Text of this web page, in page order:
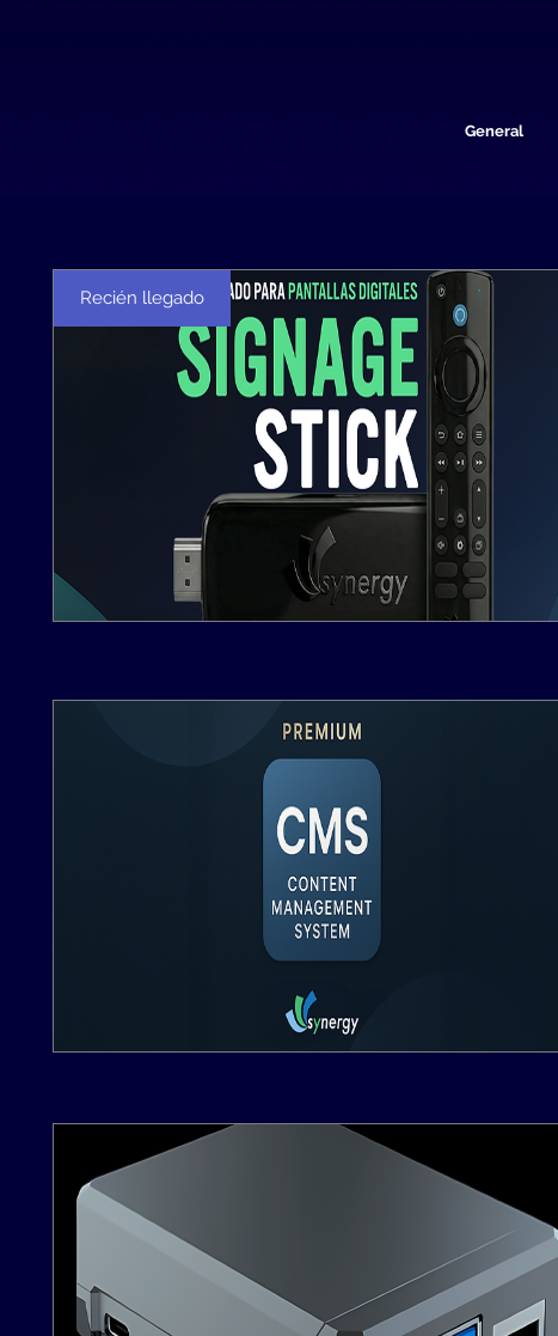
General
Recién llegado